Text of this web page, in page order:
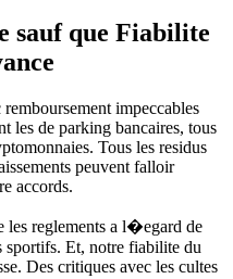
sauf que Fiabilite
impeccables
les de parking bancaires, tous
Tous les residus
peuvent falloir
accords.
les reglements a l�egard de
sportifs. Et, notre fiabilite du
Des critiques avec les cultes